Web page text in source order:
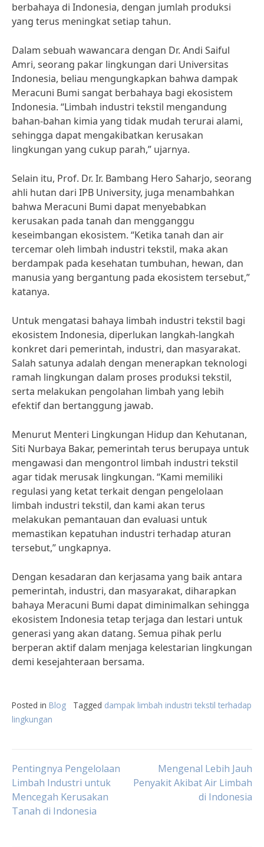
berbahaya di Indonesia, dengan jumlah produksi
yang terus meningkat setiap tahun.
Dalam sebuah wawancara dengan Dr. Andi Saiful
Amri, seorang pakar lingkungan dari Universitas
Indonesia, beliau mengungkapkan bahwa dampak
Meracuni Bumi sangat berbahaya bagi ekosistem
Indonesia. “Limbah industri tekstil mengandung
bahan-bahan kimia yang tidak mudah terurai alami,
sehingga dapat mengakibatkan kerusakan
lingkungan yang cukup parah,” ujarnya.
Selain itu, Prof. Dr. Ir. Bambang Hero Saharjo, seorang
ahli hutan dari IPB University, juga menambahkan
bahwa Meracuni Bumi dapat menyebabkan
kerusakan pada tanah dan mengganggu
keseimbangan ekosistem. “Ketika tanah dan air
tercemar oleh limbah industri tekstil, maka akan
berdampak pada kesehatan tumbuhan, hewan, dan
manusia yang bergantung pada ekosistem tersebut,”
katanya.
Untuk mengatasi bahaya limbah industri tekstil bagi
ekosistem Indonesia, diperlukan langkah-langkah
konkret dari pemerintah, industri, dan masyarakat.
Salah satunya adalah dengan menerapkan teknologi
ramah lingkungan dalam proses produksi tekstil,
serta melakukan pengolahan limbah yang lebih
efektif dan bertanggung jawab.
Menurut Menteri Lingkungan Hidup dan Kehutanan,
Siti Nurbaya Bakar, pemerintah terus berupaya untuk
mengawasi dan mengontrol limbah industri tekstil
agar tidak merusak lingkungan. “Kami memiliki
regulasi yang ketat terkait dengan pengelolaan
limbah industri tekstil, dan kami akan terus
melakukan pemantauan dan evaluasi untuk
memastikan kepatuhan industri terhadap aturan
tersebut,” ungkapnya.
Dengan kesadaran dan kerjasama yang baik antara
pemerintah, industri, dan masyarakat, diharapkan
bahaya Meracuni Bumi dapat diminimalkan sehingga
ekosistem Indonesia tetap terjaga dan lestari untuk
generasi yang akan datang. Semua pihak perlu
berperan aktif dalam menjaga kelestarian lingkungan
demi kesejahteraan bersama.
Posted in Blog Tagged dampak limbah industri tekstil terhadap
lingkungan
Post
navigation
Pentingnya Pengelolaan
Limbah Industri untuk
Mencegah Kerusakan
Tanah di Indonesia
Mengenal Lebih Jauh
Penyakit Akibat Air Limbah
di Indonesia